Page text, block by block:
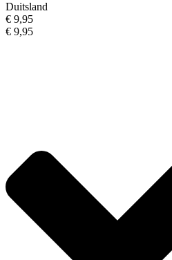
Duitsland
€ 9,95
€ 9,95